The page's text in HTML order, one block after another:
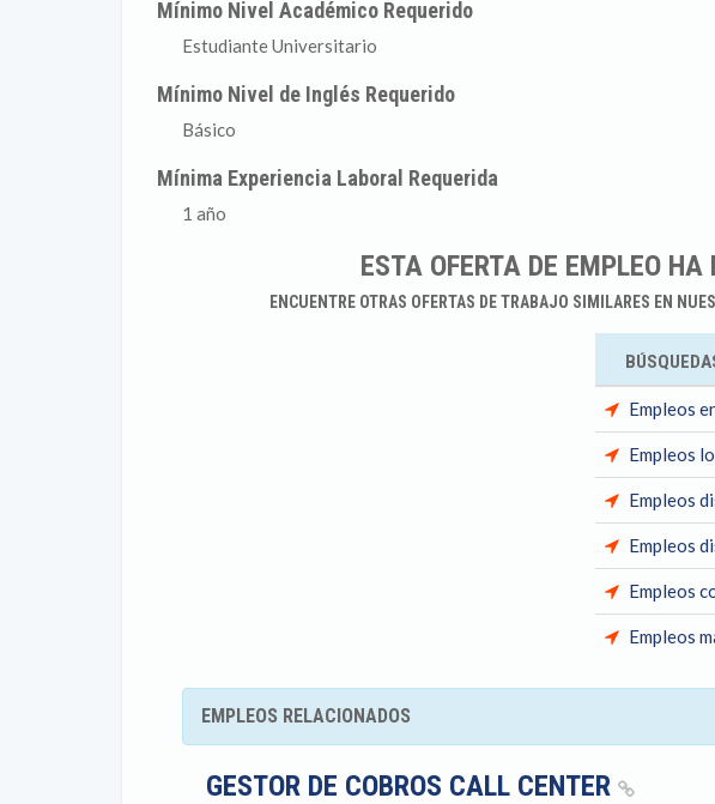
Mínimo Nivel Académico Requerido
Estudiante Universitario
Mínimo Nivel de Inglés Requerido
Básico
Mínima Experiencia Laboral Requerida
1 año
ESTA OFERTA DE EMPLEO HA
ENCUENTRE OTRAS OFERTAS DE TRABAJO SIMILARES EN
Empleos
Empleos
Empleos
Empleos
Empleos
Empleos
EMPLEOS RELACIONADOS
GESTOR DE COBROS CALL CENTER